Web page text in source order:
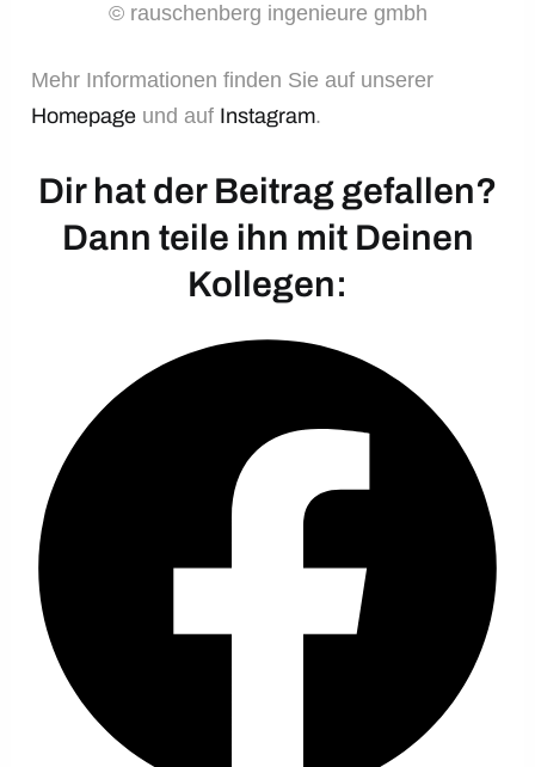
© rauschenberg ingenieure gmbh
Mehr Informationen finden Sie auf unserer
Homepage und auf Instagram.
Dir hat der Beitrag gefallen?
Dann teile ihn mit Deinen
Kollegen: